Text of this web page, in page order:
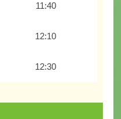
11:40
12:10
12:30